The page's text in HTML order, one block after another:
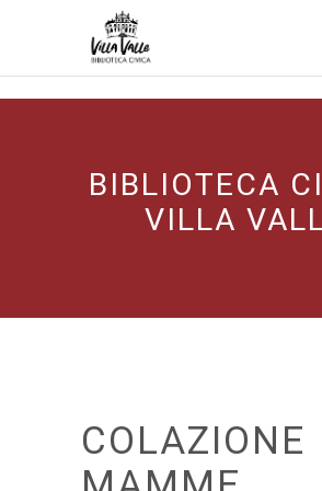
BIBLIOTECA
VILLA
COLAZIONE